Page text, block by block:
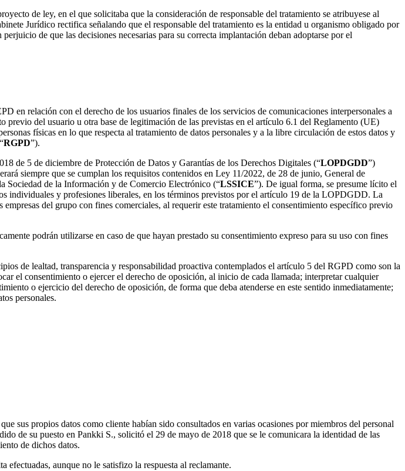
de ley, en el que solicitaba que la consideración de responsable del tratamiento se atribuyese al
Jurídico rectifica señalando que el responsable del tratamiento es la entidad u organismo obligado por
de que las decisiones necesarias para su correcta implantación deban adoptarse por el
en relación con el derecho de los usuarios finales de los servicios de comunicaciones interpersonales a
del usuario u otra base de legitimación de las previstas en el artículo 6.1 del Reglamento (UE)
físicas en lo que respecta al tratamiento de datos personales y a la libre circulación de estos datos y
RGPD”).
de 5 de diciembre de Protección de Datos y Garantías de los Derechos Digitales (“LOPDGDD”)
siempre que se cumplan los requisitos contenidos en Ley 11/2022, de 28 de junio, General de
Sociedad de la Información y de Comercio Electrónico (“LSSICE”). De igual forma, se presume lícito el
individuales y profesiones liberales, en los términos previstos por el artículo 19 de la LOPDGDD. La
del grupo con fines comerciales, al requerir este tratamiento el consentimiento específico previo
podrán utilizarse en caso de que hayan prestado su consentimiento expreso para su uso con fines
de lealtad, transparencia y responsabilidad proactiva contemplados el artículo 5 del RGPD como son la
el consentimiento o ejercer el derecho de oposición, al inicio de cada llamada; interpretar cualquier
o ejercicio del derecho de oposición, de forma que deba atenderse en este sentido inmediatamente;
personales.
sus propios datos como cliente habían sido consultados en varias ocasiones por miembros del personal
de su puesto en Pankki S., solicitó el 29 de mayo de 2018 que se le comunicara la identidad de las
de dichos datos.
aunque no le satisfizo la respuesta al reclamante.